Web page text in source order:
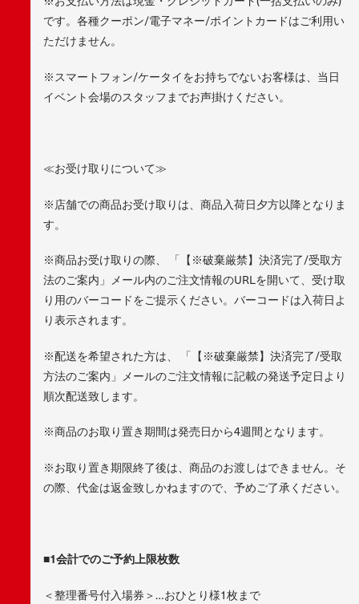
です。各種クーポン/電子マネー/ポイントカードはご利用い
ただけません。
※スマートフォン/ケータイをお持ちでないお客様は、当日
イベント会場のスタッフまでお声掛けください。
≪お受け取りについて≫
※店舗での商品お受け取りは、商品入荷日夕方以降となりま
す。
※商品お受け取りの際、 「【※破棄厳禁】決済完了/受取方
法のご案内」メール内のご注文情報のURLを開いて、受け取
り用のバーコードをご提示ください。バーコードは入荷日よ
り表示されます。
※配送を希望された方は、 「【※破棄厳禁】決済完了/受取
方法のご案内」メールのご注文情報に記載の発送予定日より
順次配送致します。
※商品のお取り置き期間は発売日から4週間となります。
※お取り置き期限終了後は、商品のお渡しはできません。そ
の際、代金は返金致しかねますので、予めご了承ください。
■1会計でのご予約上限枚数
＜整理番号付入場券＞…おひとり様1枚まで